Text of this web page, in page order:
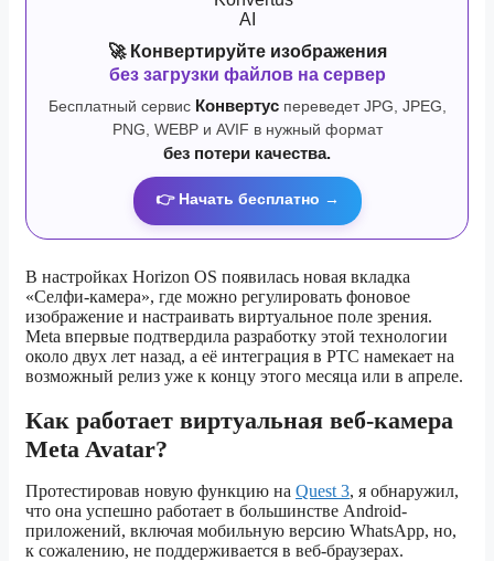
🚀 Конвертируйте изображения
без загрузки файлов на сервер
Бесплатный сервис Конвертуспереведет JPG, JPEG,
PNG, WEBP и AVIF в нужный формат
без потери качества.
👉 Начать бесплатно →
В настройках Horizon OS появилась новая вкладка
«Селфи-камера», где можно регулировать фоновое
изображение и настраивать виртуальное поле зрения.
Meta впервые подтвердила разработку этой технологии
около двух лет назад, а её интеграция в PTC намекает на
возможный релиз уже к концу этого месяца или в апреле.
Как работает виртуальная веб-камера
Meta Avatar?
Протестировав новую функцию на Quest 3, я обнаружил,
что она успешно работает в большинстве Android-
приложений, включая мобильную версию WhatsApp, но,
к сожалению, не поддерживается в веб-браузерах.